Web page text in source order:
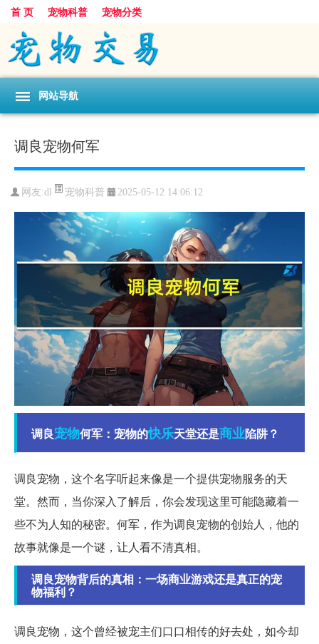
首 页 宠物科普 宠物分类
网站导航
调良宠物何军
网友:dl 宠物科普 2025-05-12 14:06:12
调良宠物何军：宠物的快乐天堂还是商业陷阱？
调良宠物，这个名字听起来像是一个提供宠物服务的天
堂。然而，当你深入了解后，你会发现这里可能隐藏着一
些不为人知的秘密。何军，作为调良宠物的创始人，他的
故事就像是一个谜，让人看不清真相。
调良宠物背后的真相：一场商业游戏还是真正的宠
物福利？
调良宠物，这个曾经被宠主们口口相传的好去处，如今却